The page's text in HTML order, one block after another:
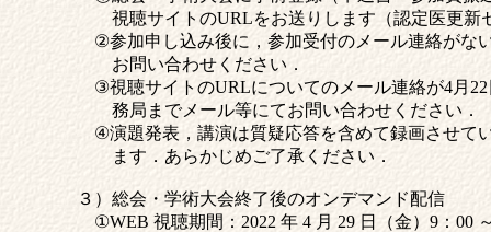
視聴サイトのURLをお送りします（認定医更新
②参加申し込み後に，参加受付のメール連絡が
お問い合わせください．
③視聴サイトのURLについてのメール連絡が4月
務局までメール等にてお問い合わせください．
④演題発表，講演は質疑応答を含めて録画させて
ます．あらかじめご了承ください．
３）総会・学術大会終了後のオンデマンド配信
①WEB 視聴期間：2022 年 4 月 29 日（金）9：00